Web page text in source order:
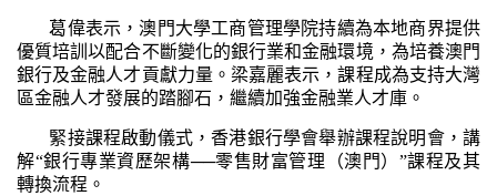
葛偉表示，澳門大學工商管理學院持續為本地商界提供
優質培訓以配合不斷變化的銀行業和金融環境，為培養澳門
銀行及金融人才貢獻力量。梁嘉麗表示，課程成為支持大灣
區金融人才發展的踏腳石，繼續加強金融業人才庫。
緊接課程啟動儀式，香港銀行學會舉辦課程說明會，講
解“銀行專業資歷架構──零售財富管理（澳門）”課程及其
轉換流程。